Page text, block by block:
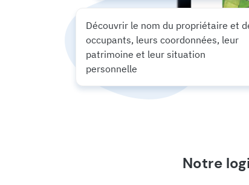
Découvrir le nom du propriétaire et
occupants, leurs coordonnées, leur
patrimoine et leur situation
personnelle
Notre